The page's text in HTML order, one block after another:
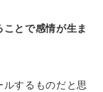
ことで感情が生ま
するものだと思